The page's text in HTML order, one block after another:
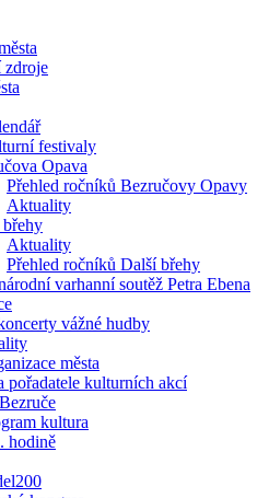
zdroje
festivaly
Opava
Přehled ročníků Bezručovy Opavy
Aktuality
Aktuality
Přehled ročníků Další břehy
varhanní soutěž Petra Ebena
vážné hudby
města
pořadatele kulturních akcí
kultura
hodině